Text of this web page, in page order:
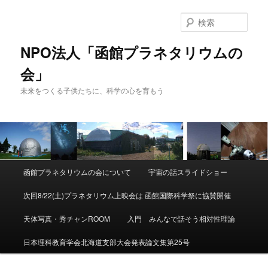
NPO法人「函館プラネタリウムの
会」
未来をつくる子供たちに、科学の心を育もう
索
メ
イ
ン
コ
サ
ブ
コ
ン
函館プラネタリウムの会について 宇宙の話スライドショー
次回8/22(土)プラネタリウム上映会は 函館国際科学祭に協賛開催
天体写真・秀チャンROOM 入門 みんなで話そう相対性理論
日本理科教育学会北海道支部大会発表論文集第25号